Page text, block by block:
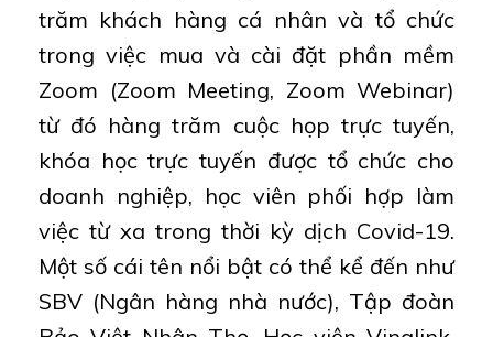
trăm khách hàng cá nhân và tổ chức
trong việc mua và cài đặt phần mềm
Zoom (Zoom Meeting, Zoom Webinar)
từ đó hàng trăm cuộc họp trực tuyến,
khóa học trực tuyến được tổ chức cho
doanh nghiệp, học viên phối hợp làm
việc từ xa trong thời kỳ dịch Covid-19.
Một số cái tên nổi bật có thể kể đến như
SBV (Ngân hàng nhà nước), Tập đoàn